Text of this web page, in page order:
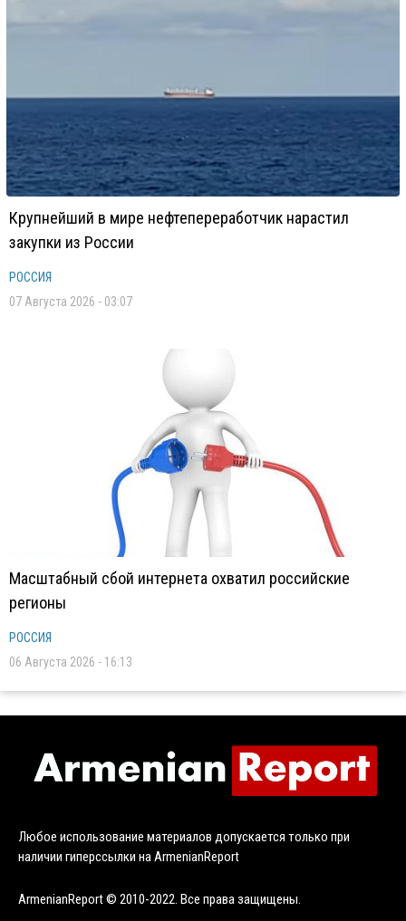
Крупнейший в мире нефтепереработчик нарастил
закупки из России
РОССИЯ
07 Августа 2026 - 03:07
Масштабный сбой интернета охватил российские
регионы
РОССИЯ
06 Августа 2026 - 16:13
Любое использование материалов допускается только при
наличии гиперссылки на ArmenianReport
ArmenianReport © 2010-2022. Все права защищены.